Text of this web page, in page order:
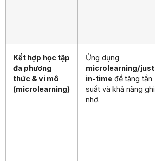
Kết hợp học tập
đa phương
thức & vi mô
(microlearning)
Ứng dụng
microlearning/just-
in-time để tăng tần
suất và khả năng ghi
nhớ.